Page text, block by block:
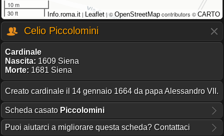
10 m
30 ft
Info.roma.it | Leaflet| © OpenStreetMap contributors © CARTO
Celio Piccolomini
Cardinale
Nascita: 1609 Siena
Morte: 1681 Siena
Creato cardinale il 14 gennaio 1664 da papa Alessandro VII.
Scheda casato Piccolomini
Puoi aiutarci a migliorare questa scheda? Contattaci